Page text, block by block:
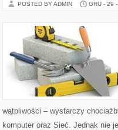
POSTED BY ADMIN GRU - 29
wątpliwości – wystarczy
komputer oraz Sieć. Jednak nie